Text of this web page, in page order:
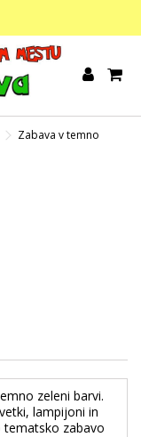
Zabava v temno
zeleni barvi.
lampijoni in
zabavo